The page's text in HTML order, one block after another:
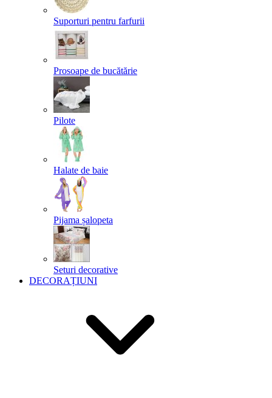
Suporturi pentru farfurii
Prosoape de bucătărie
Pilote
Halate de baie
Pijama șalopeta
Seturi decorative
DECORAȚIUNI